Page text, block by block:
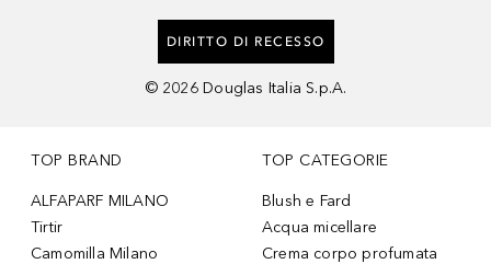
DIRITTO DI RECESSO
© 2026 Douglas Italia S.p.A.
TOP BRAND
ALFAPARF MILANO
Tirtir
Camomilla Milano
TOP CATEGORIE
Blush e Fard
Acqua micellare
Crema corpo profumata